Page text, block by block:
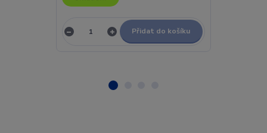
Přidat do košíku